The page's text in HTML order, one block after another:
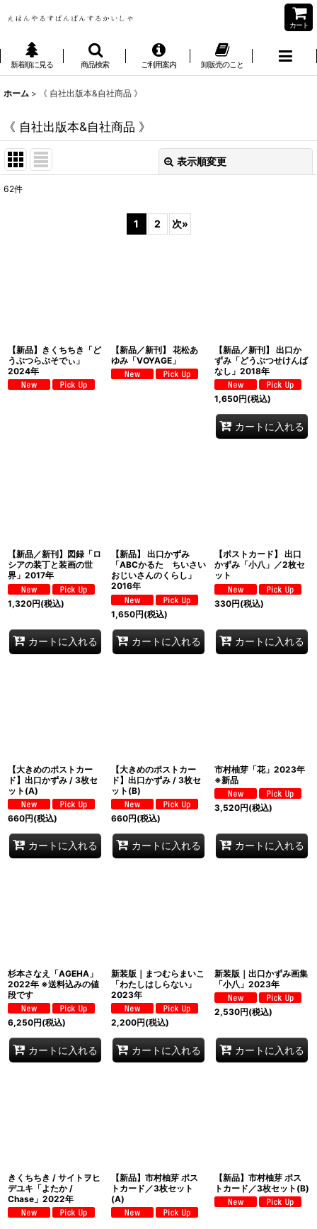
カート
新着順に見る 商品検索 ご利用案内 卸販売のこと
ホーム > 《 自社出版本&自社商品 》
《 自社出版本&自社商品 》
表示順変更
62件
1 2 次»
【新品】きくちちき「ど
うぶつらぷそでぃ」
2024年
【新品／新刊】 花松あ
ゆみ「VOYAGE」
【新品／新刊】 出口か
ずみ「どうぶつせけんば
なし」2018年
1,650円(税込)
カートに入れる
【新品／新刊】図録「ロ
シアの装丁と装画の世
界」2017年
1,320円(税込)
カートに入れる
【新品】 出口かずみ
「ABCかるた ちいさい
おじいさんのくらし」
2016年
1,650円(税込)
カートに入れる
【ポストカード】 出口
かずみ「小八」／2枚セ
ット
330円(税込)
カートに入れる
【大きめのポストカー
ド】出口かずみ / 3枚セ
ット(A)
660円(税込)
カートに入れる
【大きめのポストカー
ド】出口かずみ / 3枚セ
ット(B)
660円(税込)
カートに入れる
市村柚芽「花」2023年
※新品
3,520円(税込)
カートに入れる
杉本さなえ「AGEHA」
2022年 ※送料込みの値
段です
6,250円(税込)
カートに入れる
新装版｜まつむらまいこ
「わたしはしらない」
2023年
2,200円(税込)
カートに入れる
新装版｜出口かずみ画集
「小八」2023年
2,530円(税込)
カートに入れる
きくちちき / サイトヲヒ
デユキ「よたか /
Chase」2022年
【新品】市村柚芽 ポス
トカード／3枚セット
(A)
【新品】市村柚芽 ポス
トカード／3枚セット(B)